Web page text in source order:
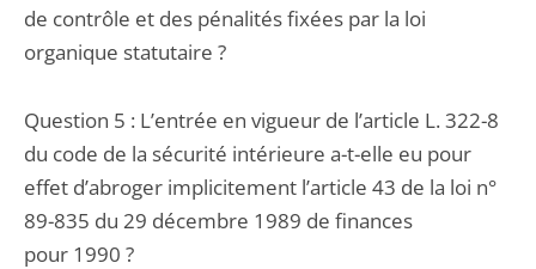
de contrôle et des pénalités fixées par la loi
organique statutaire ?
Question 5 : L’entrée en vigueur de l’article L. 322-8
du code de la sécurité intérieure a-t-elle eu pour
effet d’abroger implicitement l’article 43 de la loi n°
89-835 du 29 décembre 1989 de finances
pour 1990 ?